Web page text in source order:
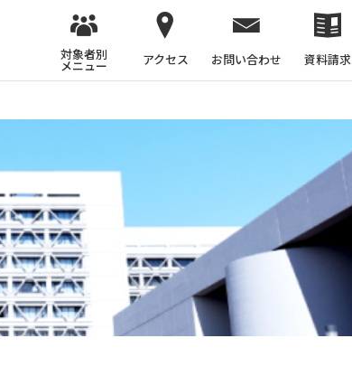
対象者別
メニュー アクセス お問い合わせ 資料請求